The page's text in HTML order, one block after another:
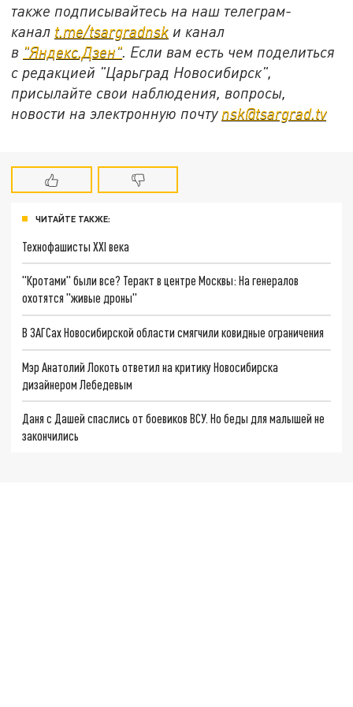
также подписывайтесь на наш телеграм-
канал t.me/tsargradnsk и канал
в "Яндекс.Дзен". Если вам есть чем поделиться
с редакцией "Царьград Новосибирск",
присылайте свои наблюдения, вопросы,
новости на электронную почту nsk@tsargrad.tv
ЧИТАЙТЕ ТАКЖЕ:
Технофашисты XXI века
"Кротами" были все? Теракт в центре Москвы: На генералов
охотятся "живые дроны"
В ЗАГСах Новосибирской области смягчили ковидные ограничения
Мэр Анатолий Локоть ответил на критику Новосибирска
дизайнером Лебедевым
Даня с Дашей спаслись от боевиков ВСУ. Но беды для малышей не
закончились